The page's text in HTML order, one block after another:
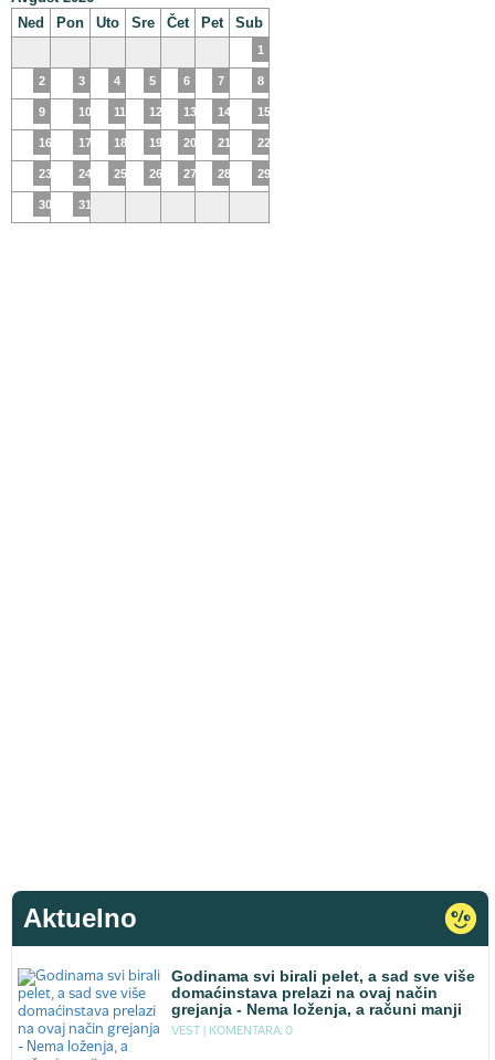
Ned
Pon Uto Sre Čet Pet Sub
1
2 3 4 5 6 7 8
9 10 11 12 13 14 15
16 17 18 19 20 21 22
23 24 25 26 27 28 29
30 31
Aktuelno
Godinama svi birali pelet, a sad sve više
domaćinstava prelazi na ovaj način
grejanja - Nema loženja, a računi manji
VEST | KOMENTARA: 0